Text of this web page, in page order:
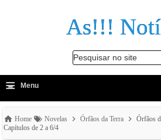
As!!!
Pesquisar no site
-
≡ Menu
Home Novelas Órfãos da Terra
Órfãos
Capítulos de 2 a 6/4